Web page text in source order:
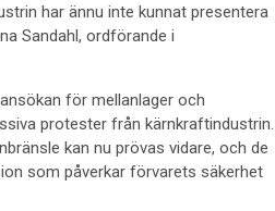
har ännu inte kunnat presentera
Sandahl, ordförande i
för mellanlager och
protester från kärnkraftindustrin.
kan nu prövas vidare, och de
som påverkar förvarets säkerhet